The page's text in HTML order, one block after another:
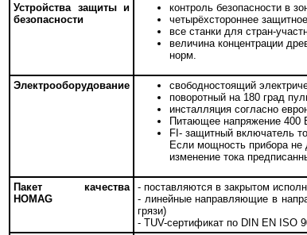
Устройства защиты и
безопасности
контроль безопасности в
четырёхстороннее
все станки для стран-
величина концентрации
норм.
Электрооборудование
свободностоящий
поворотный на 180 град
инсталляция согласно
Питающее напряжение 400
FI- защитный включатель
Если мощность прибора не
изменение тока
Пакет качества
HOMAG
- поставляются в закрытом
- линейные направляющие в
грязи)
- TUV-сертификат по DIN EN ISO